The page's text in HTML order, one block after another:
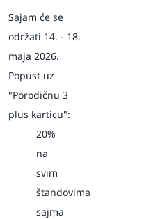
Sajam će se
održati 14. - 18.
maja 2026.
Popust uz
"Porodičnu 3
plus karticu":
20%
na
svim
štandovima
sajma